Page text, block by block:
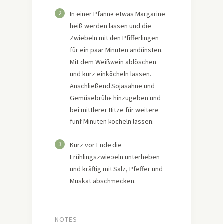
2
In einer Pfanne etwas Margarine
heiß werden lassen und die
Zwiebeln mit den Pfifferlingen
für ein paar Minuten andünsten.
Mit dem Weißwein ablöschen
und kurz einköcheln lassen.
Anschließend Sojasahne und
Gemüsebrühe hinzugeben und
bei mittlerer Hitze für weitere
fünf Minuten köcheln lassen.
3
Kurz vor Ende die
Frühlingszwiebeln unterheben
und kräftig mit Salz, Pfeffer und
Muskat abschmecken.
NOTES